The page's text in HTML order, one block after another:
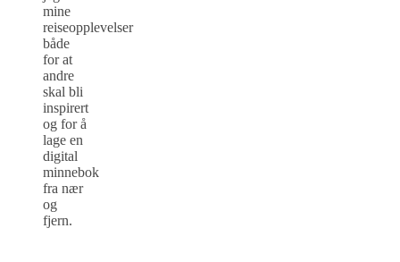
mine
reiseopplevelser
både
for at
andre
skal bli
inspirert
og for å
lage en
digital
minnebok
fra nær
og
fjern.